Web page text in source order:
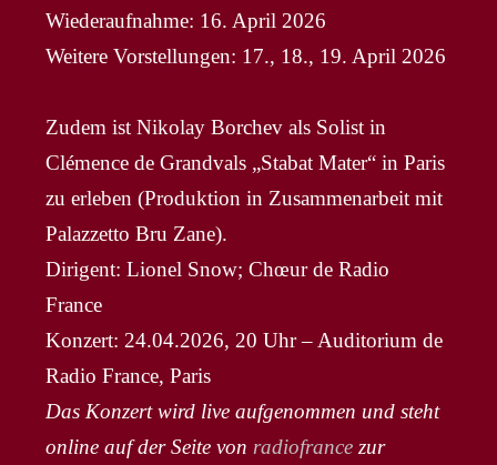
Wiederaufnahme: 16. April 2026
Weitere Vorstellungen: 17., 18., 19. April 2026
Zudem ist Nikolay Borchev als Solist in
Clémence de Grandvals „Stabat Mater“ in Paris
zu erleben (Produktion in Zusammenarbeit mit
Palazzetto Bru Zane).
Dirigent: Lionel Snow; Chœur de Radio
France
Konzert: 24.04.2026, 20 Uhr – Auditorium de
Radio France, Paris
Das Konzert wird live aufgenommen und steht
online auf der Seite von radiofrance zur